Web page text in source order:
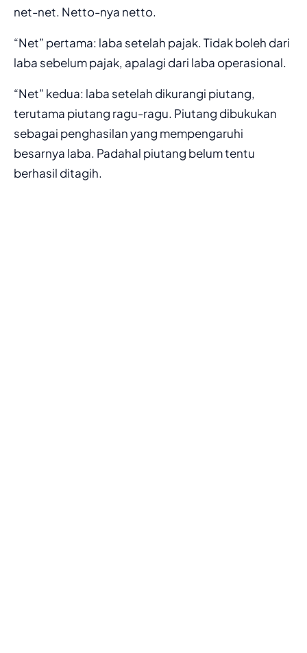
net-net. Netto-nya netto.
“Net” pertama: laba setelah pajak. Tidak boleh dari
laba sebelum pajak, apalagi dari laba operasional.
“Net” kedua: laba setelah dikurangi piutang,
terutama piutang ragu-ragu. Piutang dibukukan
sebagai penghasilan yang mempengaruhi
besarnya laba. Padahal piutang belum tentu
berhasil ditagih.